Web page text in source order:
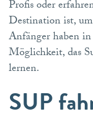
Profis oder
Destination ist,
Anfänger haben
Möglichkeit, das
lernen.
SUP